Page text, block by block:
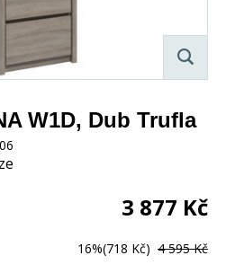
W1D, Dub Trufla
3 877 Kč
16%(718 Kč) 4 595 Kč